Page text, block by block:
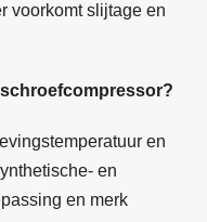
voorkomt slijtage en
en
en
en merk